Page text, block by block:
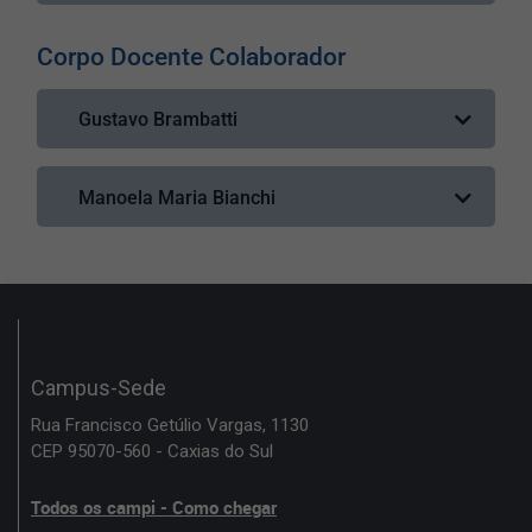
Currículo Lattes
Corpo Docente Colaborador
Gustavo Brambatti
Currículo Lattes
Manoela Maria Bianchi
Campus-Sede
Rua Francisco Getúlio Vargas, 1130
CEP 95070-560 - Caxias do Sul
Todos os campi - Como chegar